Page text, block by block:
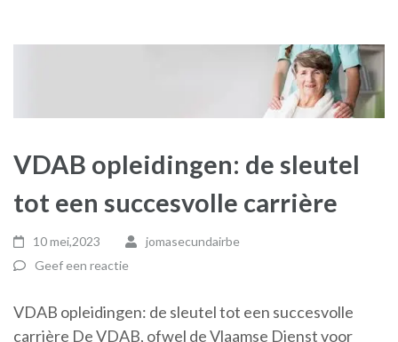
VDAB opleidingen: de sleutel
tot een succesvolle carrière
10 mei,2023
jomasecundairbe
Geef een reactie
VDAB opleidingen: de sleutel tot een succesvolle
carrière De VDAB, ofwel de Vlaamse Dienst voor